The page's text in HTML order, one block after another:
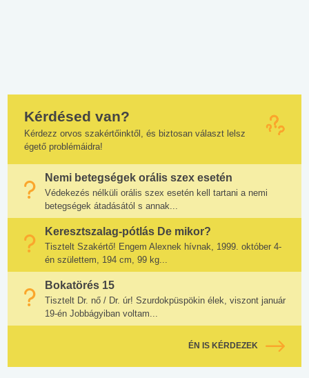
Kérdésed van?
Kérdezz orvos szakértőinktől, és biztosan választ lelsz
égető problémáidra!
Nemi betegségek orális szex esetén
Védekezés nélküli orális szex esetén kell tartani a nemi
betegségek átadásától s annak...
Keresztszalag-pótlás De mikor?
Tisztelt Szakértő! Engem Alexnek hívnak, 1999. október 4-
én születtem, 194 cm, 99 kg...
Bokatörés 15
Tisztelt Dr. nő / Dr. úr! Szurdokpüspökin élek, viszont január
19-én Jobbágyiban voltam...
ÉN IS KÉRDEZEK